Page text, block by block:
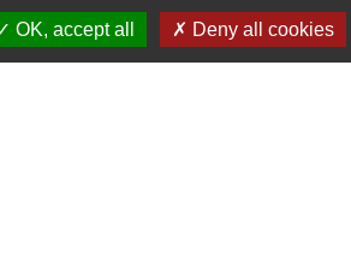
OK, accept all Deny all cookies